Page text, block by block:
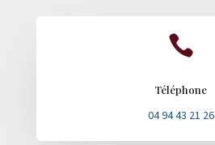

Téléphone
04 94 43 21 26